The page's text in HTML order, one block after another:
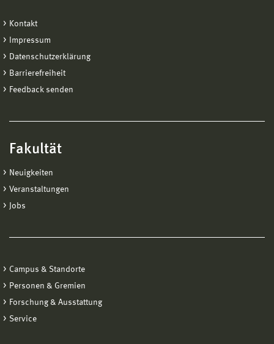
Dampfmaschinenhaus zum Betrieb der Großen Fontäne im Park
Besuch in den Restaurierungswerkstätten der Stiftung
Preußische Schlösser und Gärten
Kontakt
Impressum
Datenschutzerklärung
Barrierefreiheit
Feedback senden
Fakultät
Neuigkeiten
Veranstaltungen
Jobs
Campus & Standorte
Personen & Gremien
Forschung & Ausstattung
Service